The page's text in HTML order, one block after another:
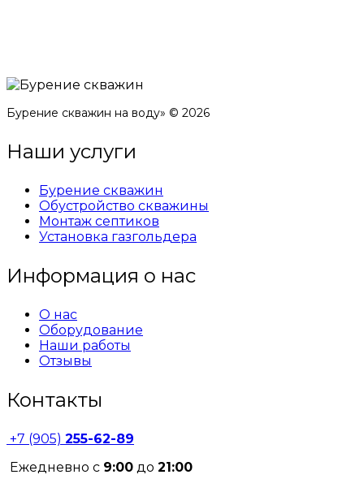
Бурение скважин на воду» © 2026
Наши услуги
Бурение скважин
Обустройство скважины
Монтаж септиков
Установка газгольдера
Информация о нас
О нас
Оборудование
Наши работы
Отзывы
Контакты
+7 (905) 255-62-89
Ежедневно с 9:00 до 21:00